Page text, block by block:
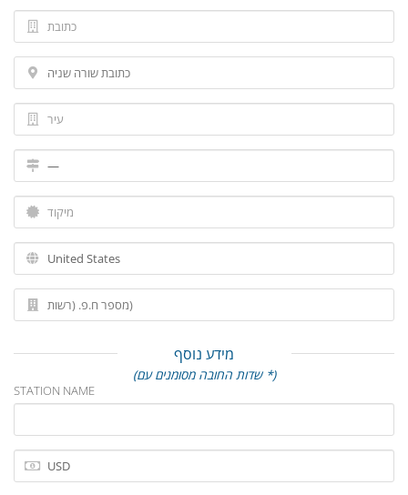
מידע נוסף
(שדות החובה מסומנים עם *)
STATION NAME